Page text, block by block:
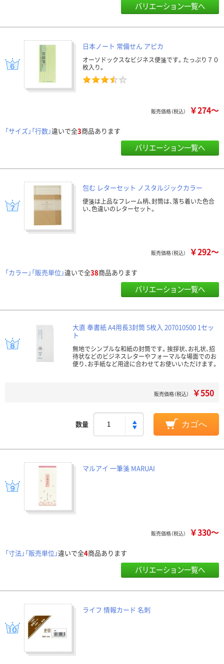
バリエーション一覧へ
日本ノート 常備せん アピカ
オーソドックスなビジネス便箋です。たっぷり７０
枚入り。
販売価格（税込） ￥274～
「サイズ」「行数」違いで全3商品あります
バリエーション一覧へ
包む レターセット ノスタルジックカラー
便箋は上品なフレーム柄、封筒は、落ち着いた色合
い、色違いのレターセット。
販売価格（税込） ￥292～
「カラー」「販売単位」違いで全38商品あります
バリエーション一覧へ
大直 奉書紙 A4用長3封筒 5枚入 207010500 1セッ
ト
無地でシンプルな和紙の封筒です。挨拶状、お礼状、招
待状などのビジネスレターやフォーマルな場面でのお
便り、お手紙など用途に合わせてお使いいただけます。
販売価格（税込） ￥550
数量 カゴへ
マルアイ 一筆箋 MARUAI
販売価格（税込） ￥330～
「寸法」「販売単位」違いで全4商品あります
バリエーション一覧へ
ライフ 情報カード 名刺